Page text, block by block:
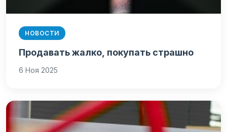
НОВОСТИ
Продавать жалко, покупать страшно
6 Ноя 2025